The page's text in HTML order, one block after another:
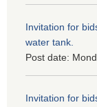
Invitation for
water tank.
Post date:
Invitation for